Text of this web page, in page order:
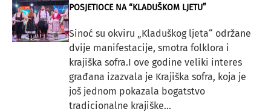
POSJETIOCE NA “KLADUŠKOM LJETU”
Sinoć su okviru „Kladuškog ljeta“ održane
dvije manifestacije, smotra folklora i
krajiška sofra.I ove godine veliki interes
građana izazvala je Krajiška sofra, koja je
još jednom pokazala bogatstvo
tradicionalne krajiške...